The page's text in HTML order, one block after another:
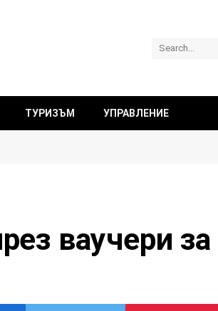
ТУРИЗЪМ УПРАВЛЕНИЕ
ваучери за